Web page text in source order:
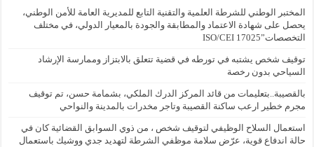
المختبر الوطني للشرطة العلمية والتقنية التابع للمديرية العامة للأمن الوطني،
يحصل على شهادة الاعتماد والمطابقة والجودة بالمعيار الدولي، في مختلف
التخصصات”ISO/CEI 17025
توقيف شخص يشتبه في تورطه في قضية تتعلق بالابتزاز وممارسة الإرشاد
السياحي بدون رخصة
بالقصيبة..بتعليمات من قائد المركز الدرك الملكي، بشمامة حسن، تم توقيف
مجرم خطير ارعب ساكنة القصيبة وتاجر مخدرات بالمدينة والنواحي
استعمال السلاح الوظيفي لتوقيف شخص ، من ذوي السوابق القضائية كان في
حالة اندفاع قوية، عرّض سلامة موظفي الشرطة لتهديد جدي ووشيك باستعمال